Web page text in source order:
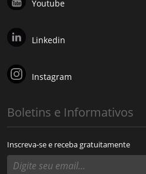
Youtube
Linkedin
Instagram
Boletins e Informativos
Inscreva-se e receba gratuitamente